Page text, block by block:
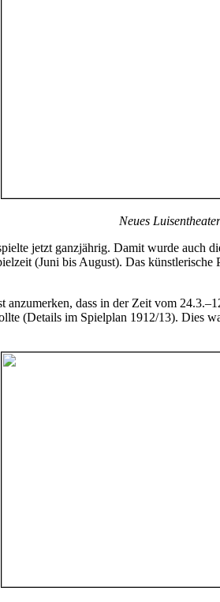
Neues
jetzt ganzjährig. Damit wurde auch
(Juni bis August). Das
dass in der Zeit vom
(Details im Spielplan 1912/13). Dies